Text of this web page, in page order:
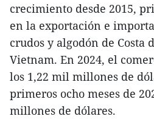
crecimiento desde 2015,
en la exportación e
crudos y algodón de Costa
Vietnam. En 2024, el
los 1,22 mil millones de
primeros ocho meses de
millones de dólares.